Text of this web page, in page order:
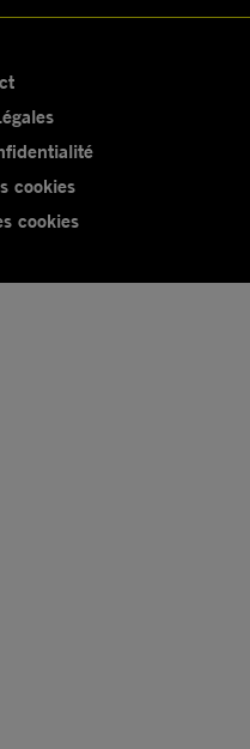
cookies
cookies